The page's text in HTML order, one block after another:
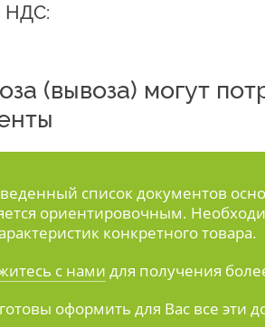
НДС:
(вывоза) могут
список документов
ориентировочным.
конкретного товара.
с нами для получения
оформить для Вас все эти